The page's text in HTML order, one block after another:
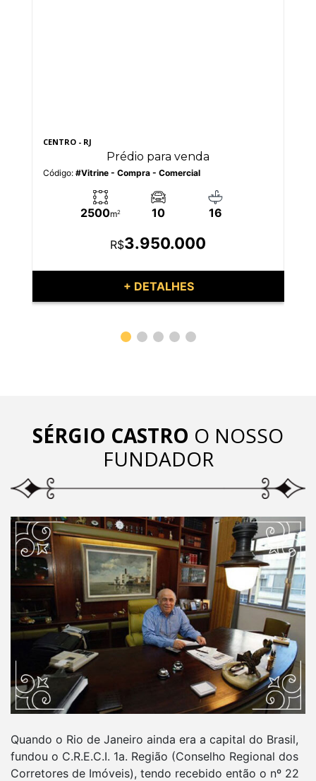
CENTRO - RJ
Prédio para venda
Código: #Vitrine - Compra - Comercial
2500m2 10 16
R$3.950.000
+ DETALHES
SÉRGIO CASTRO O NOSSO
FUNDADOR
Quando o Rio de Janeiro ainda era a capital do Brasil,
fundou o C.R.E.C.I. 1a. Região (Conselho Regional dos
Corretores de Imóveis), tendo recebido então o nº 22